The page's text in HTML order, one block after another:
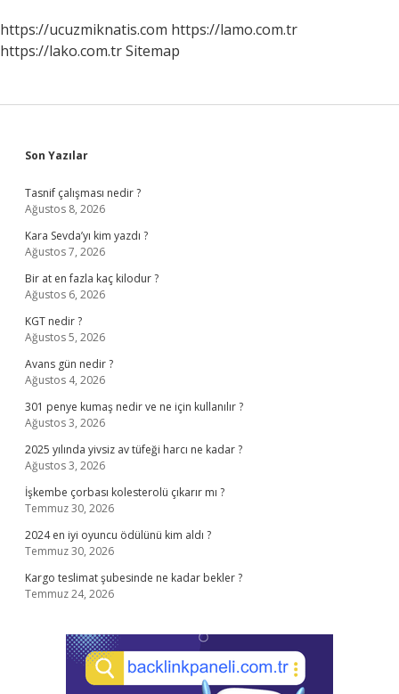
https://ucuzmiknatis.com https://lamo.com.tr
https://lako.com.trSitemap
Sidebar
Son Yazılar
Tasnif çalışması nedir ?
Ağustos 8, 2026
Kara Sevda’yı kim yazdı ?
Ağustos 7, 2026
Bir at en fazla kaç kilodur ?
Ağustos 6, 2026
KGT nedir ?
Ağustos 5, 2026
Avans gün nedir ?
Ağustos 4, 2026
301 penye kumaş nedir ve ne için kullanılır ?
Ağustos 3, 2026
2025 yılında yivsiz av tüfeği harcı ne kadar ?
Ağustos 3, 2026
İşkembe çorbası kolesterolü çıkarır mı ?
Temmuz 30, 2026
2024 en iyi oyuncu ödülünü kim aldı ?
Temmuz 30, 2026
Kargo teslimat şubesinde ne kadar bekler ?
Temmuz 24, 2026